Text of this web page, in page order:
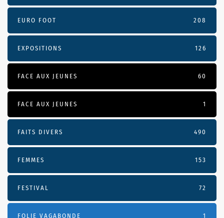
EURO FOOT 208
EXPOSITIONS 126
FACE AUX JEUNES 60
FACE AUX JEUNES 1
FAITS DIVERS 490
FEMMES 153
FESTIVAL 72
FOLIE VAGABONDE 1